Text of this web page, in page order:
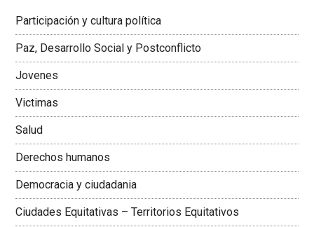
Colombiana
Participación y cultura política
Paz, Desarrollo Social y Postconflicto
Jovenes
Victimas
Salud
Derechos humanos
Democracia y ciudadania
Ciudades Equitativas – Territorios Equitativos